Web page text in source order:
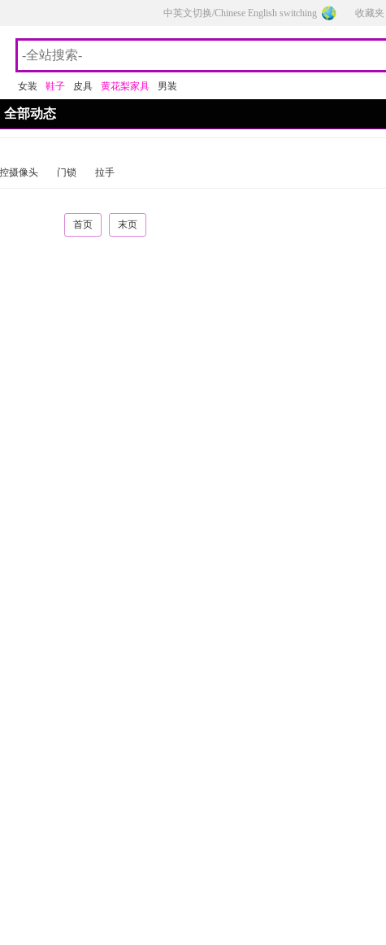
中英文切换/Chinese English switching 收藏夹
女装 鞋子 皮具 黄花梨家具 男装
全部动态
摄像头 门锁 拉手
首页 末页